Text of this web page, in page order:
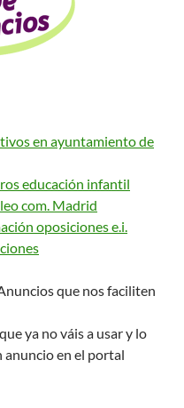
en ayuntamiento de
educación infantil
com. Madrid
oposiciones e.i.
que nos faciliten
ya no váis a usar y lo
anuncio en el portal